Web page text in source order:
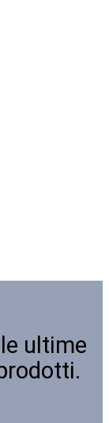
ultime